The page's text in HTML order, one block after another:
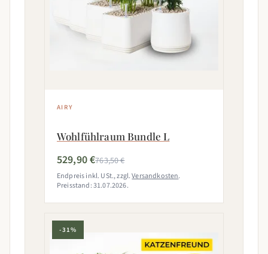
AIRY
Wohlfühlraum Bundle L
529,90 €763,50 €
Endpreis inkl. USt., zzgl.Versandkosten.
Preisstand: 31.07.2026.
-31%